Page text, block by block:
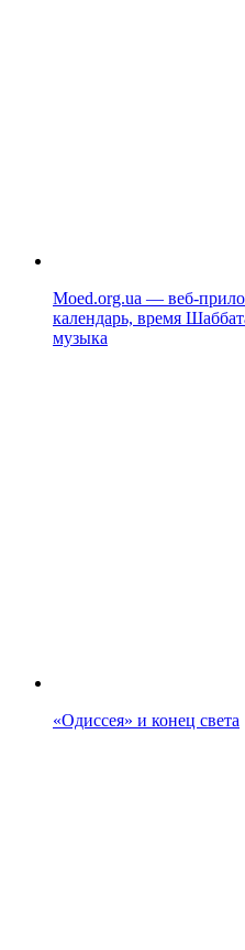
Moed.org.ua — веб-
календарь, время
музыка
«Одиссея» и конец света